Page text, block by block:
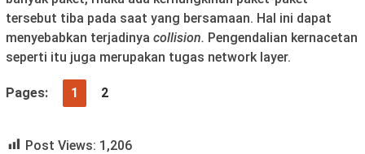
tersebut tiba pada saat yang bersamaan. Hal ini dapat
menyebabkan terjadinya collision. Pengendalian kernacetan
seperti itu juga merupakan tugas network layer.
Pages: 1 2
Post Views: 1,206